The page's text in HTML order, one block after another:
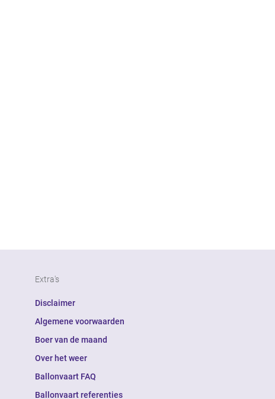
Extra's
Disclaimer
Algemene voorwaarden
Boer van de maand
Over het weer
Ballonvaart FAQ
Ballonvaart referenties